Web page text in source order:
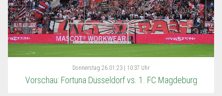
Donnerstag 26.01.23 | 10:37 Uhr
Vorschau: Fortuna Düsseldorf vs. 1. FC Magdeburg